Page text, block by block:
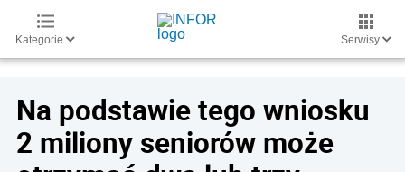
Kategorie Serwisy
Na podstawie tego wniosku
2 miliony seniorów może